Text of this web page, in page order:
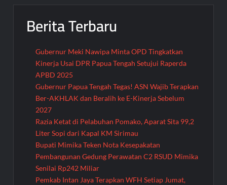
Berita Terbaru
Gubernur Meki Nawipa Minta OPD Tingkatkan
Kinerja Usai DPR Papua Tengah Setujui Raperda
APBD 2025
Gubernur Papua Tengah Tegas! ASN Wajib Terapkan
Ber-AKHLAK dan Beralih ke E-Kinerja Sebelum
2027
Razia Ketat di Pelabuhan Pomako, Aparat Sita 99,2
Liter Sopi dari Kapal KM Sirimau
Bupati Mimika Teken Nota Kesepakatan
Pembangunan Gedung Perawatan C2 RSUD Mimika
Senilai Rp242 Miliar
Pemkab Intan Jaya Terapkan WFH Setiap Jumat,